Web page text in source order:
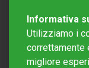
Informativa
Utilizziamo i
correttamente
migliore